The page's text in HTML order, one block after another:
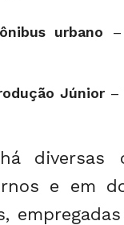
urbano
Júnior–
diversas
e em